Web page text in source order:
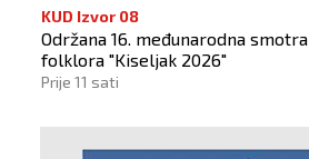
KUD Izvor 08
Održana 16. međunarodna smotra
folklora "Kiseljak 2026"
Prije 11 sati